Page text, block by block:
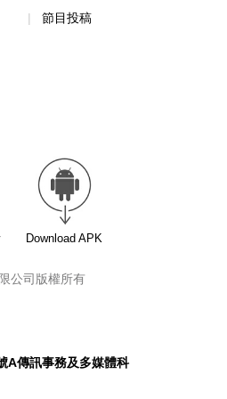
節目投稿
Download APK
公司版權所有
A傳訊事務及多媒體科